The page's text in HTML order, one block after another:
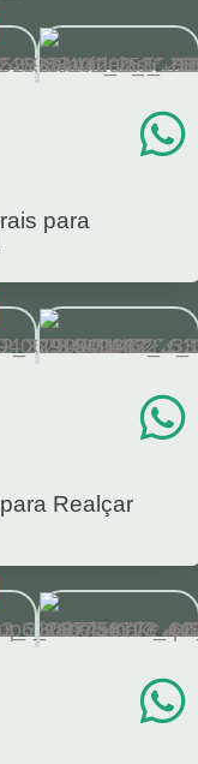
para
Realçar